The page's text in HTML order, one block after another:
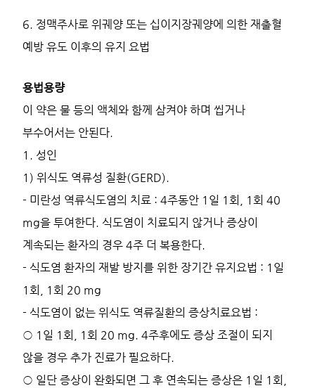
6. 정맥주사로 위궤양 또는 십이지장궤양에 의한 재출혈
예방 유도 이후의 유지 요법
용법용량
이 약은 물 등의 액체와 함께 삼켜야 하며 씹거나
부수어서는 안된다.
1. 성인
1) 위식도 역류성 질환(GERD).
- 미란성 역류식도염의 치료 : 4주동안 1일 1회, 1회 40
mg을 투여한다. 식도염이 치료되지 않거나 증상이
계속되는 환자의 경우 4주 더 복용한다.
- 식도염 환자의 재발 방지를 위한 장기간 유지요법 : 1일
1회, 1회 20 mg
- 식도염이 없는 위식도 역류질환의 증상치료요법 :
○ 1일 1회, 1회 20 mg. 4주후에도 증상 조절이 되지
않을 경우 추가 진료가 필요하다.
○ 일단 증상이 완화되면 그 후 연속되는 증상은 1일 1회,